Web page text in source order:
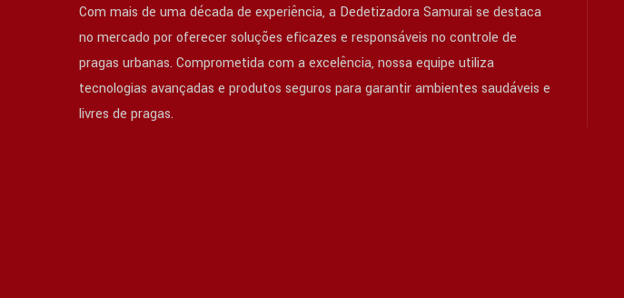
Com mais de uma década de experiência, a Dedetizadora Samurai se destaca
no mercado por oferecer soluções eficazes e responsáveis no controle de
pragas urbanas. Comprometida com a excelência, nossa equipe utiliza
tecnologias avançadas e produtos seguros para garantir ambientes saudáveis e
livres de pragas.